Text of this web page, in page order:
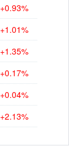
+0.93%
+1.01%
+1.35%
+0.17%
+0.04%
+2.13%